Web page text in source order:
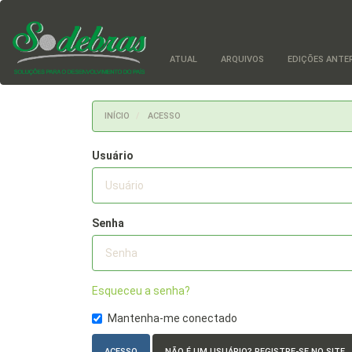
Principal
Conteúdo
principal
Barra
Lateral
ATUAL ARQUIVOS EDIÇÕES
INÍCIO ACESSO
Usuário
Senha
Esqueceu a senha?
Mantenha-me conectado